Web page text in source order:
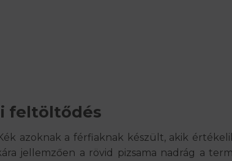
feltöltődés
azoknak a férfiaknak készült, akik
jellemzően a rövid pizsama nadrág a